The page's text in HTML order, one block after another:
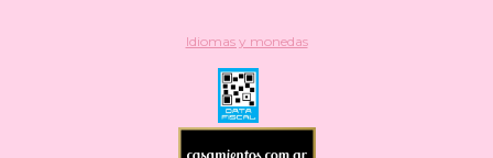
Idiomas y monedas